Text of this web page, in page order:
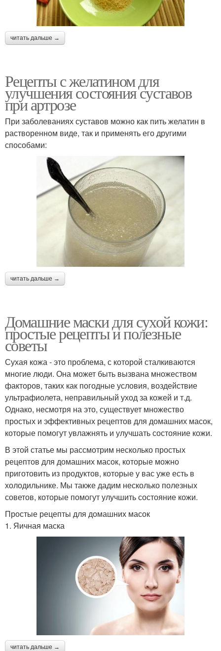
читать дальше →
Рецепты с желатином для
улучшения состояния суставов
при артрозе
При заболеваниях суставов можно как пить желатин в
растворенном виде, так и применять его другими
способами:
читать дальше →
Домашние маски для сухой кожи:
простые рецепты и полезные
советы
Сухая кожа - это проблема, с которой сталкиваются
многие люди. Она может быть вызвана множеством
факторов, таких как погодные условия, воздействие
ультрафиолета, неправильный уход за кожей и т.д.
Однако, несмотря на это, существует множество
простых и эффективных рецептов для домашних масок,
которые помогут увлажнять и улучшать состояние кожи.
В этой статье мы рассмотрим несколько простых
рецептов для домашних масок, которые можно
приготовить из продуктов, которые у вас уже есть в
холодильнике. Мы также дадим несколько полезных
советов, которые помогут улучшить состояние кожи.
Простые рецепты для домашних масок
1. Яичная маска
читать дальше →